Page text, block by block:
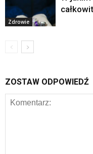
Zdrowie
ZOSTAW ODPOWIEDŹ